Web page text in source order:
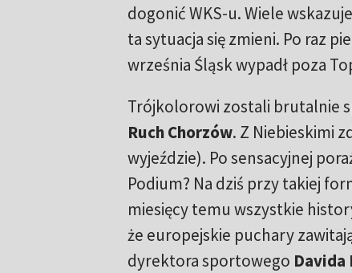
dogonić WKS-u. Wiele
ta sytuacja się zmieni. Po raz
września Śląsk wypadł poza
Trójkolorowi zostali brutalnie
Ruch Chorzów. Z Niebieskimi
wyjeździe). Po sensacyjnej
Podium? Na dziś przy takiej
miesięcy temu wszystkie
że europejskie puchary
dyrektora sportowego Davida